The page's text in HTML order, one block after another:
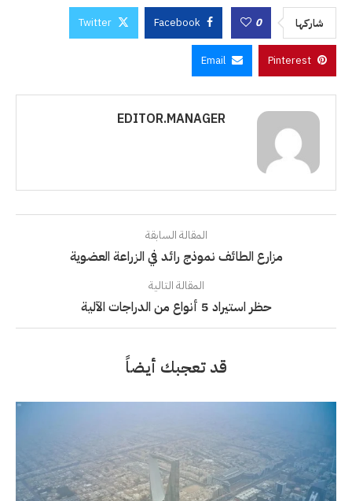
شاركها 0
Facebook
Twitter
Pinterest
Email
EDITOR.MANAGER
المقالة السابقة
مزارع الطائف نموذج رائد في الزراعة العضوية
المقالة التالية
حظر استيراد 5 أنواع من الدراجات الآلية
قد تعجبك أيضاً